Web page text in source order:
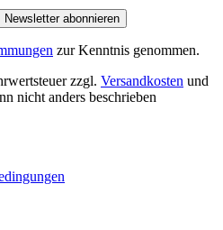
Newsletter abonnieren
zur Kenntnis genommen.
zzgl. Versandkosten und
nicht anders beschrieben